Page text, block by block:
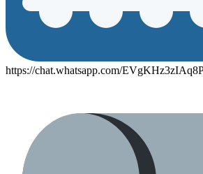
https://chat.whatsapp.com/